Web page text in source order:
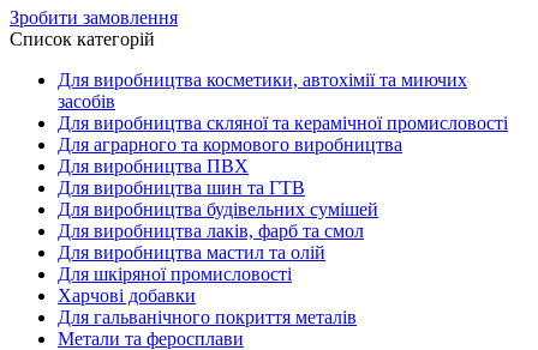
Зробити замовлення
Список категорій
Для виробництва косметики, автохімії та миючих
засобів
Для виробництва скляної та керамічної промисловості
Для аграрного та кормового виробництва
Для виробництва ПВХ
Для виробництва шин та ГТВ
Для виробництва будівельних сумішей
Для виробництва лаків, фарб та смол
Для виробництва мастил та олій
Для шкіряної промисловості
Харчові добавки
Для гальванічного покриття металів
Метали та феросплави